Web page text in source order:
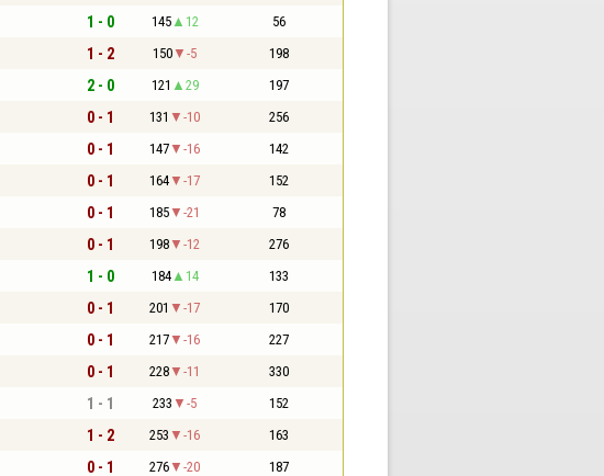
1 - 0 145 12 56
1 - 2 150 -5 198
2 - 0 121 29 197
0 - 1 131 -10 256
0 - 1 147 -16 142
0 - 1 164 -17 152
0 - 1 185 -21 78
0 - 1 198 -12 276
1 - 0 184 14 133
0 - 1 201 -17 170
0 - 1 217 -16 227
0 - 1 228 -11 330
1 - 1 233 -5 152
1 - 2 253 -16 163
0 - 1 276 -20 187